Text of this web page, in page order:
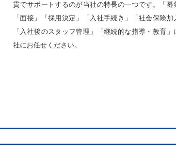
貫でサポートするのが当社の特長の一つです。「募
「面接」「採用決定」「入社手続き」「社会保険加
「入社後のスタッフ管理」「継続的な指導・教育
社にお任せください。